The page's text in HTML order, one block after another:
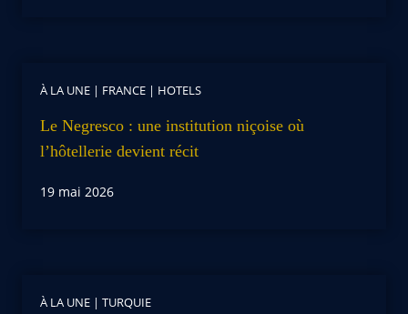
À LA UNE | FRANCE | HOTELS
Le Negresco : une institution niçoise où
l’hôtellerie devient récit
19 mai 2026
À LA UNE | TURQUIE